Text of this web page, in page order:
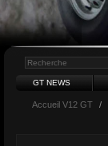
GT NEWS
Accueil V12 GT /